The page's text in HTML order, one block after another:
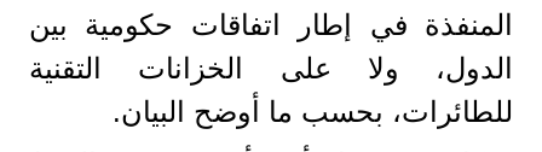
المنفذة في إطار اتفاقات حكومية بين
الدول، ولا على الخزانات التقنية
للطائرات، بحسب ما أوضح البيان.